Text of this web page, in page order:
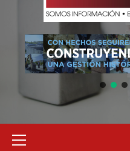
Primary